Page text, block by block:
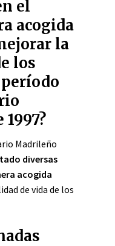
el
acogida
la
los
Madrileño
diversas
acogida
de vida de los